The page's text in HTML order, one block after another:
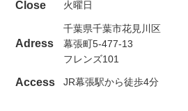
Close 火曜日
Adress
千葉県千葉市花見川区
幕張町5-477-13
フレンズ101
Access JR幕張駅から徒歩4分